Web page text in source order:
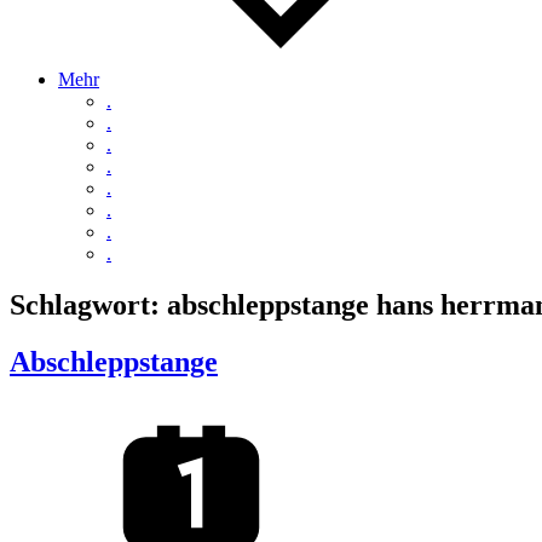
Mehr
.
.
.
.
.
.
.
.
Schlagwort: abschleppstange hans
Abschleppstange